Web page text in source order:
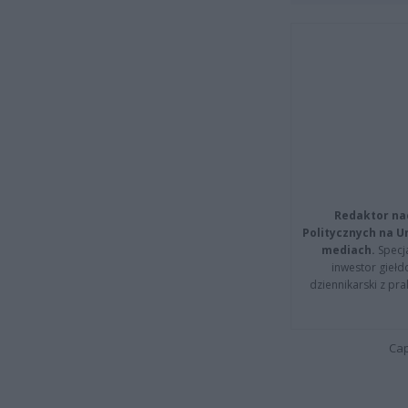
Redaktor
Politycznych na
mediach.
inwestor
dziennikarski z